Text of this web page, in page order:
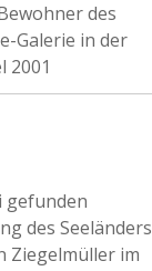
des
Galerie in der
2001
gefunden
des Seeländers
Ziegelmüller im